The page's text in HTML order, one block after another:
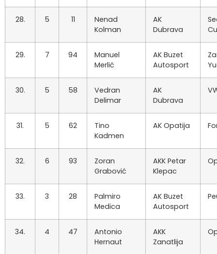
28. 5 11
Nenad
Kolman
AK
Dubrava
29. 7 94
Manuel
Merlić
AK Buzet
Autosport
30. 5 58
Vedran
Delimar
AK
Dubrava
31. 5 62
Tino
Kadmen
AK Opatija
32. 6 93
Zoran
Grabović
AKK Petar
Klepac
33. 3 28
Palmiro
Medica
AK Buzet
Autosport
34. 4 47
Antonio
Hernaut
AKK
Zanatlija